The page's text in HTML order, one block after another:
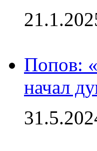
Попов:
начал